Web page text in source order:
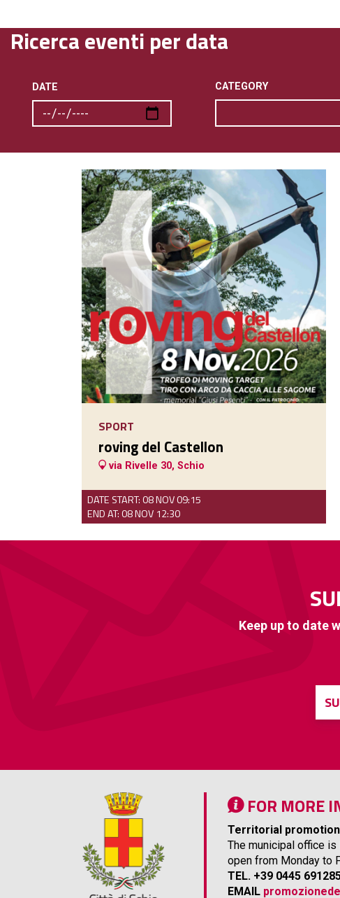
Ricerca eventi per data
DATE CATEGORY
SPORT
roving del Castellon
via Rivelle 30, Schio
DATE START: 08 NOV 09:15
END AT: 08 NOV 12:30
Keep up to date
FOR MORE
Territorial
The municipal office
open from Monday to
TEL. +39 0445
EMAIL